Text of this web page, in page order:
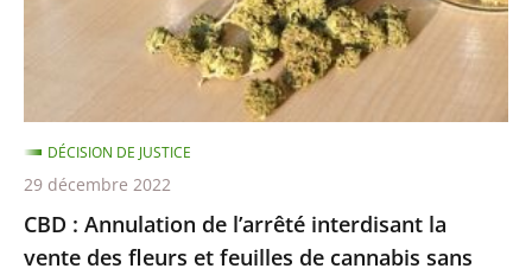
fleurs
et
feuilles
de
cannabis
CBD : Annulation de l’arrêté interdisant la
vente des fleurs et feuilles de cannabis sans
DÉCISION DE JUSTICE
29 décembre 2022